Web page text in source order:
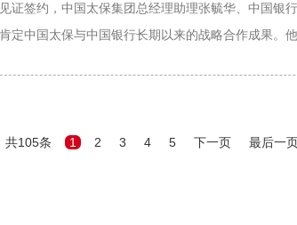
证签约，中国太保集团总经理助理张毓华、中国银
中国太保与中国银行长期以来的战略合作成果。他
共105条 1 2 3 4 5 下一页 最后一